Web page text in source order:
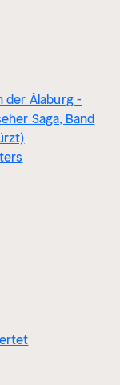
der Âlaburg -
Saga, Band